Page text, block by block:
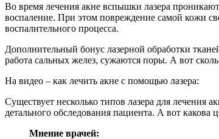
Во время лечения акне вспышки лазера
воспаление. При этом повреждение самой кожи
воспалительного процесса.
Дополнительный бонус лазерной обработки
работа сальных желез, сужаются поры. А вот
На видео – как лечить акне с помощью лазера:
Существует несколько типов лазера для лечения
детального обследования пациента. А вот какова
Мнение врачей: